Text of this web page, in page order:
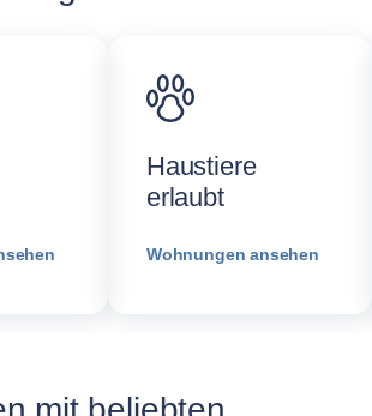
Haustiere
erlaubt
Wohnungen ansehen